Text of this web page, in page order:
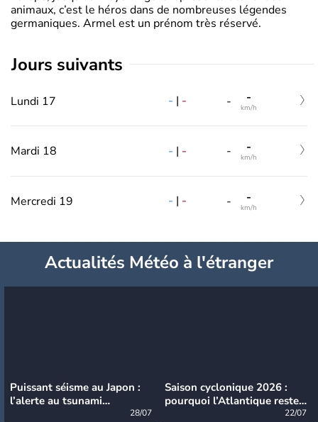
animaux, c’est le héros dans de nombreuses légendes
germaniques. Armel est un prénom très réservé.
jours suivants
Lundi 17 - | - - -
km/h
Mardi 18 - | - - -
km/h
Mercredi 19 - | - - -
km/h
Actualités Météo à l'étranger
Puissant séisme au Japon :
l’alerte au tsunami
28/07
Saison cyclonique 2026 :
pourquoi l’Atlantique reste
22/07